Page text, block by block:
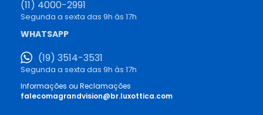
(11) 4000-2991
Segunda a sexta das 9h às 17h
WHATSAPP
(19) 3514-3531
Segunda a sexta das 9h às 17h
Informações ou Reclamações
falecomagrandvision@br.luxottica.com